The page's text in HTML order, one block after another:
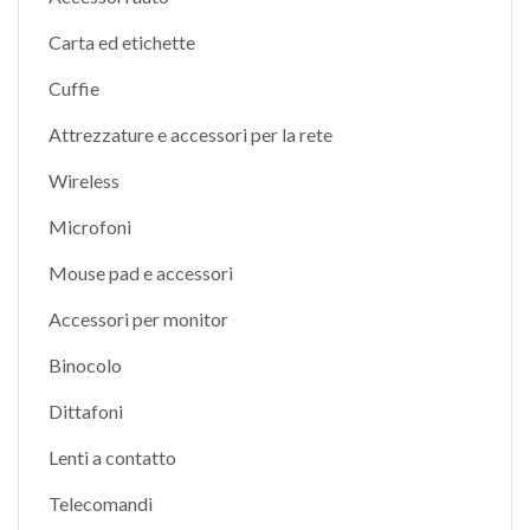
Carta ed etichette
Cuffie
Attrezzature e accessori per la rete
Wireless
Microfoni
Mouse pad e accessori
Accessori per monitor
Binocolo
Dittafoni
Lenti a contatto
Telecomandi